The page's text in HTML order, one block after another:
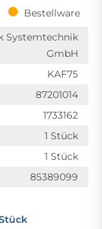
Bestellware
Systemtechnik
GmbH
KAF75
87201014
1733162
1 Stück
1 Stück
85389099